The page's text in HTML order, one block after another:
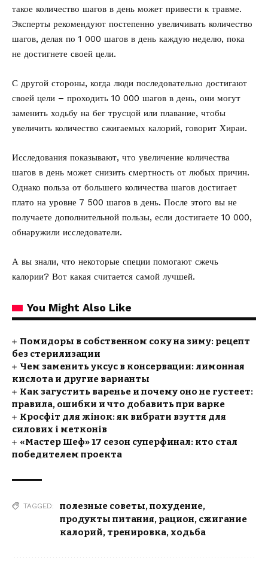
такое количество шагов в день может привести к травме.
Эксперты рекомендуют постепенно увеличивать количество
шагов, делая по 1 000 шагов в день каждую неделю, пока
не достигнете своей цели.
С другой стороны, когда люди последовательно достигают
своей цели – проходить 10 000 шагов в день, они могут
заменить ходьбу на бег трусцой или плавание, чтобы
увеличить количество сжигаемых калорий, говорит Хираи.
Исследования показывают, что увеличение количества
шагов в день может снизить смертность от любых причин.
Однако польза от большего количества шагов достигает
плато на уровне 7 500 шагов в день. После этого вы не
получаете дополнительной пользы, если достигаете 10 000,
обнаружили исследователи.
А вы знали, что некоторые специи помогают сжечь
калории? Вот какая считается самой лучшей.
You Might Also Like
Помидоры в собственном соку на зиму: рецепт
без стерилизации
Чем заменить уксус в консервации: лимонная
кислота и другие варианты
Как загустить варенье и почему оно не густеет:
правила, ошибки и что добавить при варке
Кросфіт для жінок: як вибрати взуття для
силових і метконів
«Мастер Шеф» 17 сезон суперфинал: кто стал
победителем проекта
TAGGED: полезные советы,похудение,
продукты питания, рацион, сжигание
калорий, тренировка,ходьба